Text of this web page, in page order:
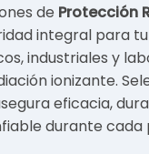
de Protección
integral para
industriales y
ionizante.
eficacia,
durante cada